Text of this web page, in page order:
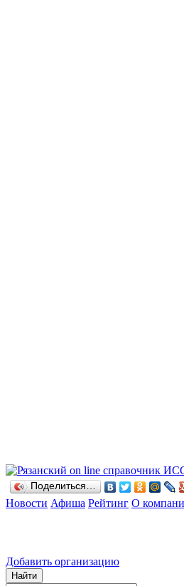
Поделиться…
Новости Афиша Рейтинг О
Добавить организацию